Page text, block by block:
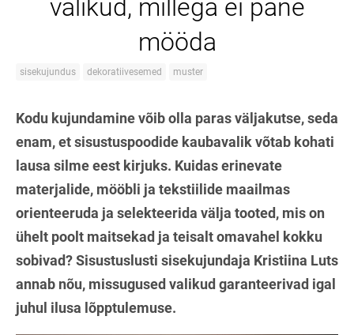
valikud, millega ei pane
mööda
sisekujundus dekoratiivesemed muster
Kodu kujundamine võib olla paras väljakutse, seda
enam, et sisustuspoodide kaubavalik võtab kohati
lausa silme eest kirjuks. Kuidas erinevate
materjalide, mööbli ja tekstiilide maailmas
orienteeruda ja selekteerida välja tooted, mis on
ühelt poolt maitsekad ja teisalt omavahel kokku
sobivad? Sisustuslusti sisekujundaja Kristiina Luts
annab nõu, missugused valikud garanteerivad igal
juhul ilusa lõpptulemuse.